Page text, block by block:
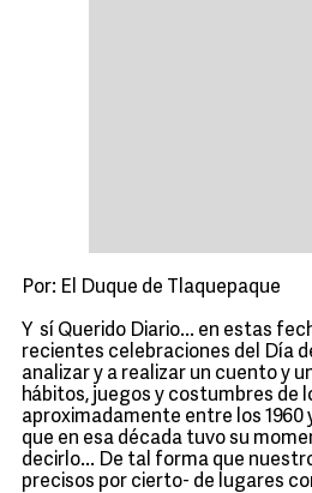
Por: El Duque de Tlaquepaque
Y sí Querido Diario... en estas
recientes celebraciones del Día
analizar y a realizar un cuento y
hábitos, juegos y costumbres de
aproximadamente entre los 1960
que en esa década tuvo su
decirlo... De tal forma que
precisos por cierto- de lugares